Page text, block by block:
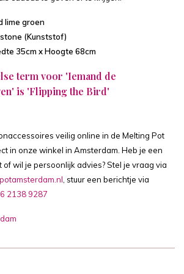
lime groen
(Kunststof)
35cm x Hoogte 68cm
term voor 'Iemand de
is 'Flipping the Bird'
veilig online in de Melting Pot
in onze winkel in Amsterdam. Heb je een
wil je persoonlijk advies? Stel je vraag via
, stuur een berichtje via
2138 9287